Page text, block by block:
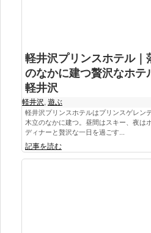
軽井沢プリンスホテル｜
のなかに建つ贅沢なホテ
軽井沢
軽井沢 遊ぶ
軽井沢プリンスホテルはプリンスゲレン
木立のなかに建つ。昼間はスキー、夜は
ディナーと贅沢な一日を過ごす...
記事を読む